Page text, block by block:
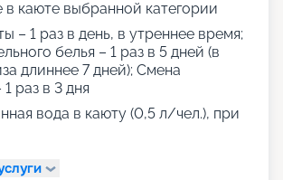
в каюте выбранной категории
– 1 раз в день, в утреннее время;
белья – 1 раз в 5 дней (в
длиннее 7 дней); Смена
раз в 3 дня
вода в каюту (0,5 л/чел.), при